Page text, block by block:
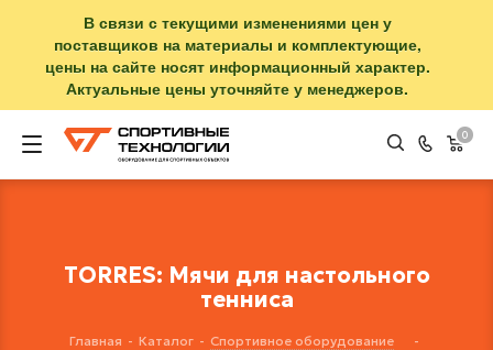
В связи с текущими изменениями цен у
поставщиков на материалы и комплектующие,
цены на сайте носят информационный характер.
Актуальные цены уточняйте у менеджеров.
0
TORRES: Мячи для настольного
тенниса
Главная - Каталог - Спортивное оборудование
-